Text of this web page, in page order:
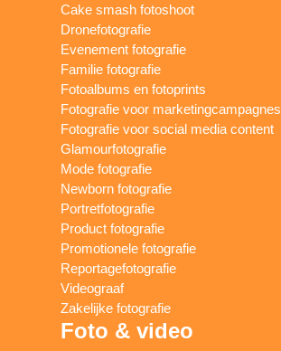
Cake smash fotoshoot
Dronefotografie
Evenement fotografie
Familie fotografie
Fotoalbums en fotoprints
Fotografie voor marketingcampagnes
Fotografie voor social media content
Glamourfotografie
Mode fotografie
Newborn fotografie
Portretfotografie
Product fotografie
Promotionele fotografie
Reportagefotografie
Videograaf
Zakelijke fotografie
Foto & video